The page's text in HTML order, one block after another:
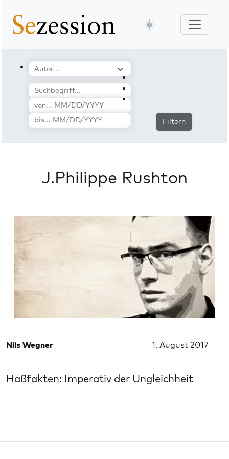
Filtern
J.Philippe Rushton
Nils Wegner 1. August 2017
Haßfakten: Imperativ der Ungleichheit